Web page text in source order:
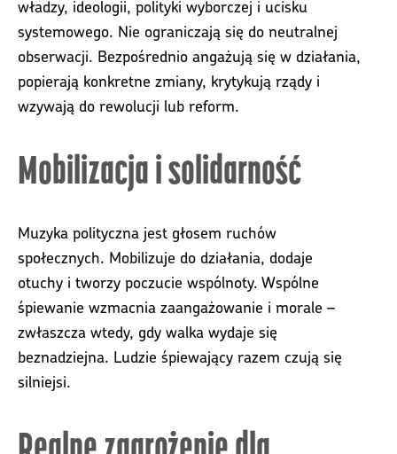
władzy, ideologii, polityki wyborczej i ucisku
systemowego. Nie ograniczają się do neutralnej
obserwacji. Bezpośrednio angażują się w działania,
popierają konkretne zmiany, krytykują rządy i
wzywają do rewolucji lub reform.
Mobilizacja i solidarność
Muzyka polityczna jest głosem ruchów
społecznych. Mobilizuje do działania, dodaje
otuchy i tworzy poczucie wspólnoty. Wspólne
śpiewanie wzmacnia zaangażowanie i morale –
zwłaszcza wtedy, gdy walka wydaje się
beznadziejna. Ludzie śpiewający razem czują się
silniejsi.